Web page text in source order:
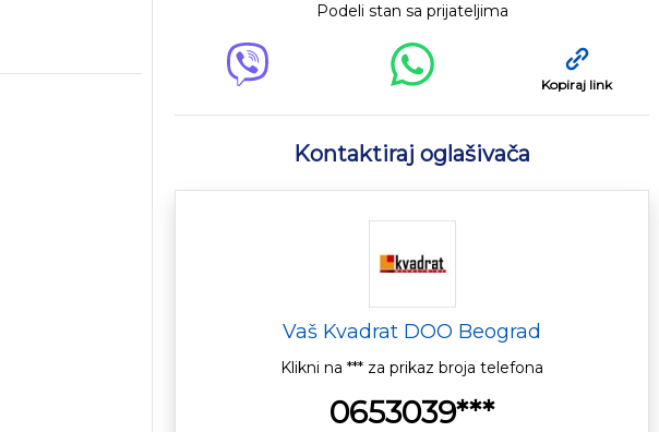
Podeli stan sa prijateljima
Kopiraj link
Kontaktiraj oglašivača
Vaš Kvadrat DOO Beograd
Klikni na *** za prikaz broja telefona
0653039***